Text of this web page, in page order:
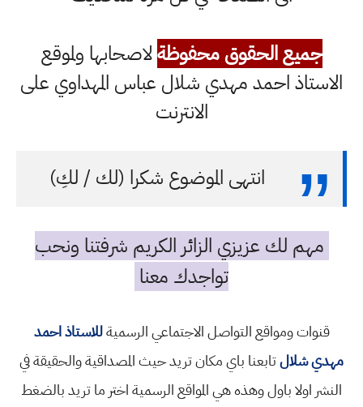
جميع الحقوق محفوظةلاصحابها ولموقع
الاستاذ احمد مهدي شلال عباس المهداوي على
الانترنت
انتهى الموضوع شكرا (لك / لكِ)
مهم لك عزيزي الزائر الكريم شرفتنا ونحب
تواجدك معنا
قنوات ومواقع التواصل الاجتماعي الرسميةللاستاذ احمد
مهدي شلالتابعنا باي مكان تريد حيث المصداقية والحقيقة في
النشر اولا باول وهذه هي المواقع الرسمية اختر ما تريد بالضغط